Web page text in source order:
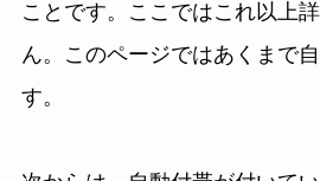
ことです。ここではこれ以上
ん。このページではあくまで
す。